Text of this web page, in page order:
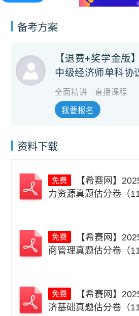
备考方案
【退费+奖学金版
中级经济师单科协
舰班
全面精讲 直播课程
我要报名
资料下载
力资源真题估分卷（
商管理真题估分卷（
济基础真题估分卷（